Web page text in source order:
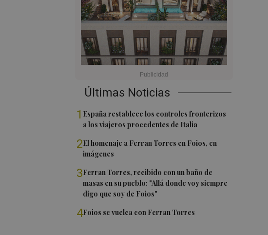
Últimas Noticias
1 España restablece los controles fronterizos
a los viajeros procedentes de Italia
2El homenaje a Ferran Torres en Foios, en
imágenes
3Ferran Torres, recibido con un baño de
masas en su pueblo: "Allá donde voy siempre
digo que soy de Foios"
4Foios se vuelca con Ferran Torres